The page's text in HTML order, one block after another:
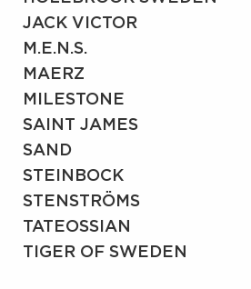
JACK VICTOR
M.E.N.S.
MAERZ
MILESTONE
SAINT JAMES
SAND
STEINBOCK
STENSTRÖMS
TATEOSSIAN
TIGER OF SWEDEN